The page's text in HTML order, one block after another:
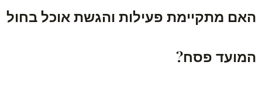
האם מתקיימת פעילות והגשת אוכל בחול
המועד פסח?